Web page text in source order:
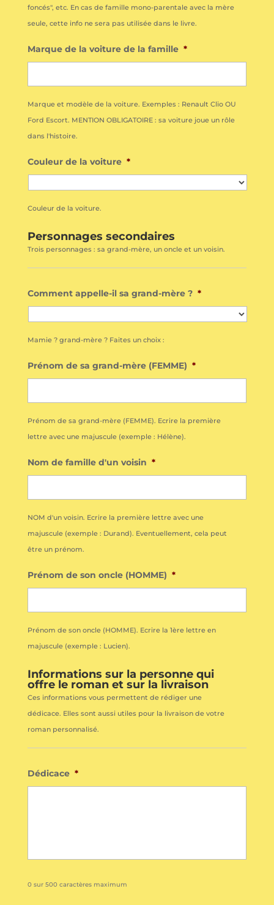
foncés", etc. En cas de famille mono-parentale avec la mère
seule, cette info ne sera pas utilisée dans le livre.
Marque de la voiture de la famille *
Marque et modèle de la voiture. Exemples : Renault Clio OU
Ford Escort. MENTION OBLIGATOIRE : sa voiture joue un rôle
dans l'histoire.
Couleur de la voiture *
Couleur de la voiture.
Personnages secondaires
Trois personnages : sa grand-mère, un oncle et un voisin.
Comment appelle-il sa grand-mère ? *
Mamie ? grand-mère ? Faites un choix :
Prénom de sa grand-mère (FEMME) *
Prénom de sa grand-mère (FEMME). Ecrire la première
lettre avec une majuscule (exemple : Hélène).
Nom de famille d'un voisin *
NOM d'un voisin. Ecrire la première lettre avec une
majuscule (exemple : Durand). Eventuellement, cela peut
être un prénom.
Prénom de son oncle (HOMME) *
Prénom de son oncle (HOMME). Ecrire la 1ère lettre en
majuscule (exemple : Lucien).
Informations sur la personne qui
offre le roman et sur la livraison
Ces informations vous permettent de rédiger une
dédicace. Elles sont aussi utiles pour la livraison de votre
roman personnalisé.
Dédicace *
0 sur 500 caractères maximum